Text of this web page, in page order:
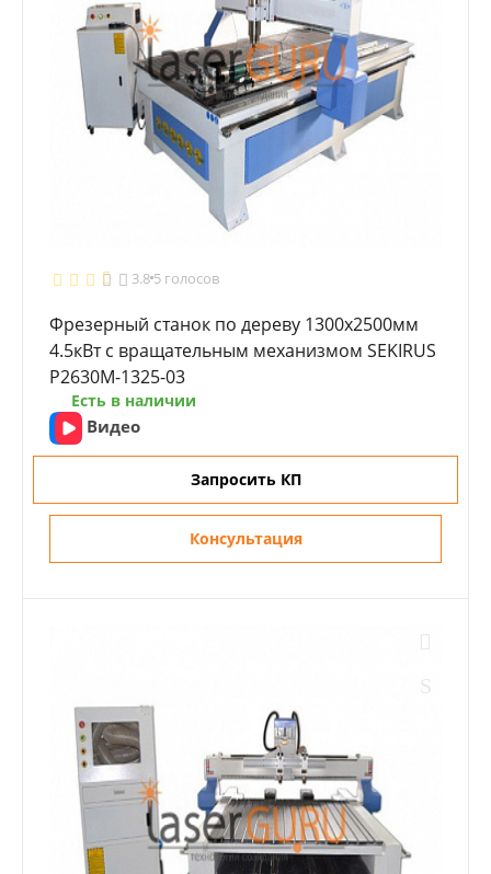
3.8 5 голосов
Фрезерный станок по дереву 1300x2500мм
4.5кВт с вращательным механизмом SEKIRUS
P2630M-1325-03
Есть в наличии
Видео
Запросить КП
Консультация